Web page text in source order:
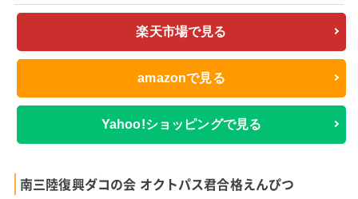
楽天市場で見る
amazonで見る
Yahoo!ショッピングで見る
南三陸復興ダコの会 オクトパス君合格えんぴつ